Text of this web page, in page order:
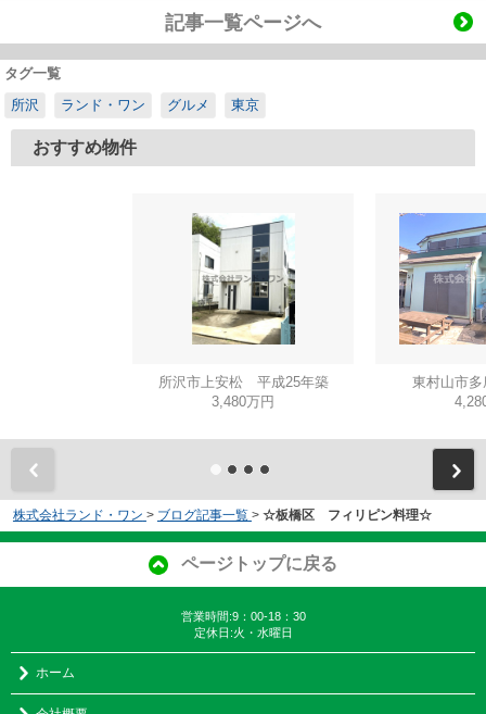
記事一覧ページへ
タグ一覧
所沢
ランド・ワン グルメ 東京
おすすめ物件
所沢市上安松 平成25年築
3,480万円
東村山市
株式会社ランド・ワン > ブログ記事一覧 > ☆板橋区 フィリピン料理☆
ページトップに戻る
営業時間:9：00-18：30
定休日:火・水曜日
ホーム